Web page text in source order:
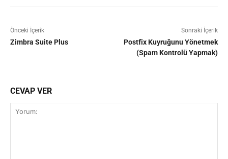
Önceki İçerik
Zimbra Suite Plus
Sonraki İçerik
Postfix Kuyruğunu Yönetmek
(Spam Kontrolü Yapmak)
CEVAP VER